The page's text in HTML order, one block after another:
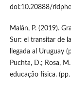
doi:10.20888/
Malán, P. (2019).
Sur: el transitar de
llegada al Uruguay
Puchta, D.; Rosa,
educação física.